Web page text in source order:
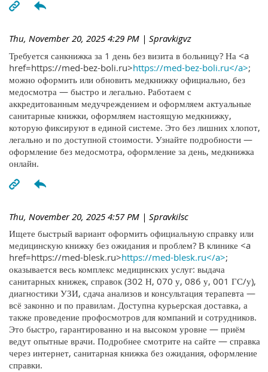
Thu, November 20, 2025 4:29 PM | Spravkigvz
Требуется санкнижка за 1 день без визита в больницу? На <a
href=https://med-bez-boli.ru>https://med-bez-boli.ru</a>;
можно оформить или обновить медкнижку официально, без
медосмотра — быстро и легально. Работаем с
аккредитованным медучреждением и оформляем актуальные
санитарные книжки, оформляем настоящую медкнижку,
которую фиксируют в единой системе. Это без лишних хлопот,
легально и по доступной стоимости. Узнайте подробности —
оформление без медосмотра, оформление за день, медкнижка
онлайн.
Thu, November 20, 2025 4:57 PM | Spravkilsc
Ищете быстрый вариант оформить официальную справку или
медицинскую книжку без ожидания и проблем? В клинике <a
href=https://med-blesk.ru>https://med-blesk.ru</a>;
оказывается весь комплекс медицинских услуг: выдача
санитарных книжек, справок (302 Н, 070 у, 086 у, 001 ГС/у),
диагностики УЗИ, сдача анализов и консультация терапевта —
всё законно и по правилам. Доступна курьерская доставка, а
также проведение профосмотров для компаний и сотрудников.
Это быстро, гарантированно и на высоком уровне — приём
ведут опытные врачи. Подробнее смотрите на сайте — справка
через интернет, санитарная книжка без ожидания, оформление
справки.